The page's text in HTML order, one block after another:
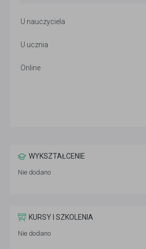
U nauczyciela
U ucznia
Online
WYKSZTAŁCENIE
Nie dodano
KURSY I SZKOLENIA
Nie dodano